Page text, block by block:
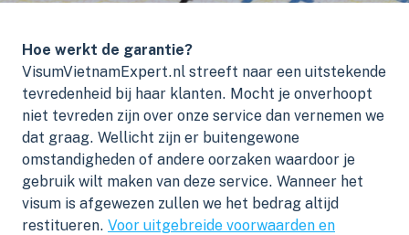
Hoe werkt de garantie?
VisumVietnamExpert.nl streeft naar een uitstekende
tevredenheid bij haar klanten. Mocht je onverhoopt
niet tevreden zijn over onze service dan vernemen we
dat graag. Wellicht zijn er buitengewone
omstandigheden of andere oorzaken waardoor je
gebruik wilt maken van deze service. Wanneer het
visum is afgewezen zullen we het bedrag altijd
restitueren. Voor uitgebreide voorwaarden en